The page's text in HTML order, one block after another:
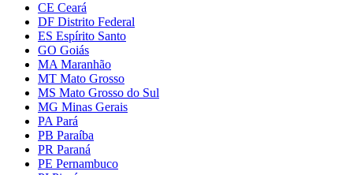
CE Ceará
DF Distrito Federal
ES Espírito Santo
GO Goiás
MA Maranhão
MT Mato Grosso
MS Mato Grosso do Sul
MG Minas Gerais
PA Pará
PB Paraíba
PR Paraná
PE Pernambuco